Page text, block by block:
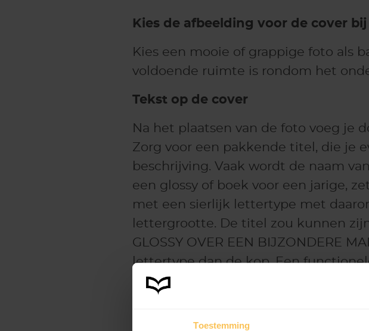
Toestemming
Kies de afbeelding voor de cover
Kies een mooie of grappige foto als
voldoende ruimte is rondom het
Tekst op de cover
Na het plaatsen van de foto voeg je
Zorg voor een pakkende titel, die je
beschrijving. Vaak wordt de naam
een glossy of boek voor een jarige,
met een sierlijk lettertype met
lettergrootte. De titel zou kunnen
GLOSSY OVER EEN BIJZONDERE
lettertype dan de kop. Een
mooi contrast met het sierlijke